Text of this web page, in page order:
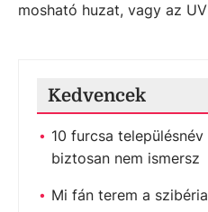
mosható huzat, vagy az
Kedvencek
10 furcsa
biztosan nem ismersz
Mi fán terem a